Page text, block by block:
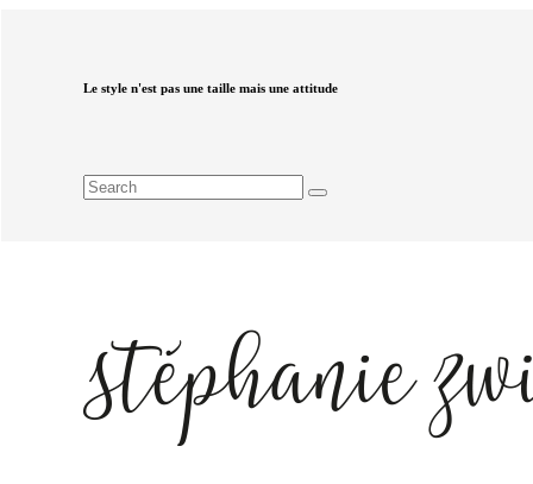
Le style n'est pas une taille mais une attitude